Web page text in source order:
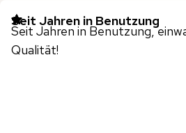
Seit Jahren in Benutzung
Seit Jahren in Benutzung,
Qualität!